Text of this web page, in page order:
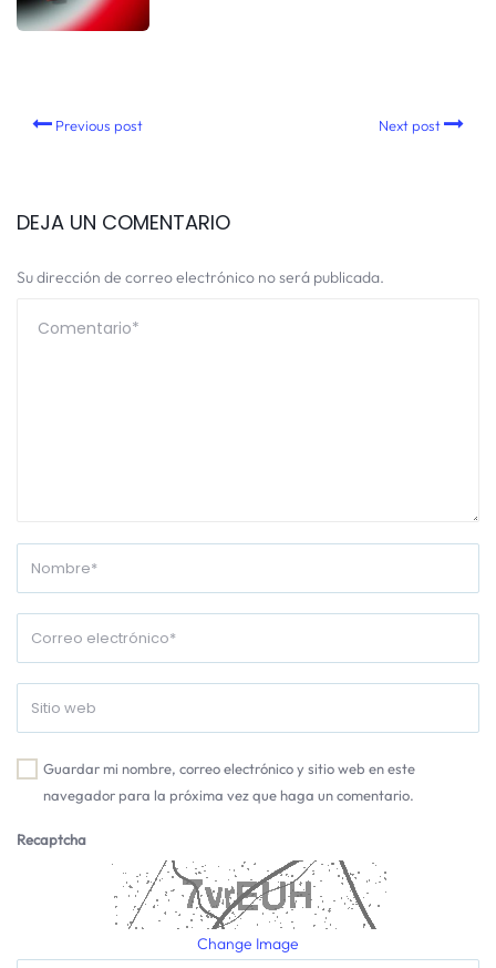
Previous post Next post
DEJA UN COMENTARIO
Su dirección de correo electrónico no será publicada.
Guardar mi nombre, correo electrónico y sitio web en este
navegador para la próxima vez que haga un comentario.
Recaptcha
Change Image